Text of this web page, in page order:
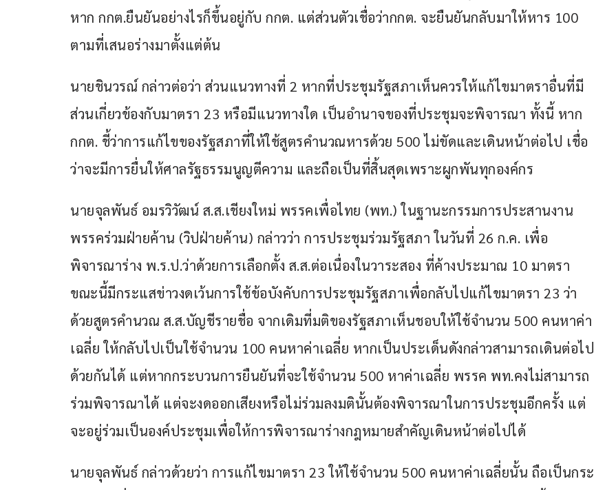
หาก กกต.ยืนยันอย่างไรก็ขึ้นอยู่กับ กกต. แต่ส่วนตัวเชื่อว่ากกต. จะยืนยันกลับมาให้หาร 100
ตามที่เสนอร่างมาตั้งแต่ต้น
นายชินวรณ์ กล่าวต่อว่า ส่วนแนวทางที่ 2 หากที่ประชุมรัฐสภาเห็นควรให้แก้ไขมาตราอื่นที่มี
ส่วนเกี่ยวข้องกับมาตรา 23 หรือมีแนวทางใด เป็นอำนาจของที่ประชุมจะพิจารณา ทั้งนี้ หาก
กกต. ชี้ว่าการแก้ไขของรัฐสภาที่ให้ใช้สูตรคำนวณหารด้วย 500 ไม่ขัดและเดินหน้าต่อไป เชื่อ
ว่าจะมีการยื่นให้ศาลรัฐธรรมนูญตีความ และถือเป็นที่สิ้นสุดเพราะผูกพันทุกองค์กร
นายจุลพันธ์ อมรวิวัฒน์ ส.ส.เชียงใหม่ พรรคเพื่อไทย (พท.) ในฐานะกรรมการประสานงาน
พรรคร่วมฝ่ายค้าน (วิปฝ่ายค้าน) กล่าวว่า การประชุมร่วมรัฐสภา ในวันที่ 26 ก.ค. เพื่อ
พิจารณาร่าง พ.ร.ป.ว่าด้วยการเลือกตั้ง ส.ส.​ต่อเนื่องในวาระสอง ที่ค้างประมาณ 10 มาตรา
ขณะนี้มีกระแสข่าวงดเว้นการใช้ข้อบังคับการประชุมรัฐสภาเพื่อกลับไปแก้ไขมาตรา 23 ว่า
ด้วยสูตรคำนวณ ส.ส.บัญชีรายชื่อ จากเดิมที่มติของรัฐสภาเห็นชอบให้ใช้จำนวน 500 คนหาค่า
เฉลี่ย ให้กลับไปเป็นใช้จำนวน 100 คนหาค่าเฉลี่ย หากเป็นประเด็นดังกล่าวสามารถเดินต่อไป
ด้วยกันได้ แต่หากกระบวนการยืนยันที่จะใช้จำนวน 500 หาค่าเฉลี่ย พรรค พท.คงไม่สามารถ
ร่วมพิจารณาได้ แต่จะงดออกเสียงหรือไม่ร่วมลงมตินั้นต้องพิจารณาในการประชุมอีกครั้ง แต่
จะอยู่ร่วมเป็นองค์ประชุมเพื่อให้การพิจารณาร่างกฎหมายสำคัญเดินหน้าต่อไปได้
นายจุลพันธ์ กล่าวด้วยว่า การแก้ไขมาตรา 23 ให้ใช้จำนวน 500 คนหาค่าเฉลี่ยนั้น ถือเป็นกระ